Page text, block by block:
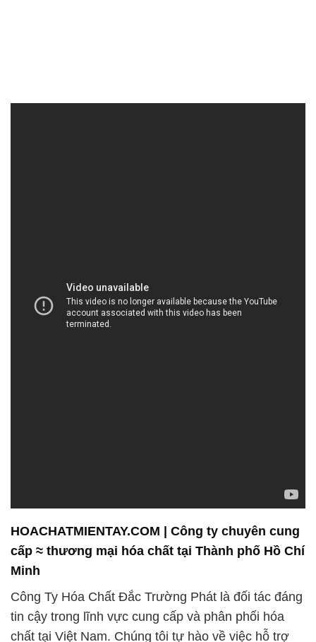
Công Ty Hóa Chất Đắc Trường Phát là đối tác đáng
tin cậy trong lĩnh vực cung cấp và phân phối hóa
chất tại Việt Nam. Chúng tôi tự hào về việc hỗ trợ
nhiều công ty, nhà máy và tổ chức trên khắp đất
nước, mang đến các giải pháp hóa chất chất lượng
và phù hợp với nhu cầu cụ thể của khách hàng.
**Sản phẩm chất lượng cao:** Chất lượng sản